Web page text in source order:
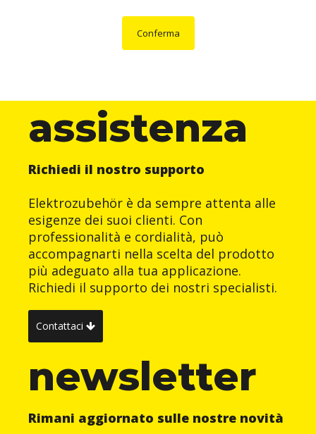
Conferma
assistenza
Richiedi il nostro supporto
Elektrozubehör è da sempre attenta alle
esigenze dei suoi clienti. Con
professionalità e cordialità, può
accompagnarti nella scelta del prodotto
più adeguato alla tua applicazione.
Richiedi il supporto dei nostri specialisti.
Contattaci
newsletter
Rimani aggiornato sulle nostre novità